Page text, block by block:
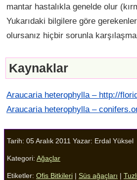
mantar hastalıkla genelde olur
Yukarıdaki bilgilere göre
olursanız hiçbir sorunla
Kaynaklar
Araucaria heterophylla – http://
Araucaria heterophylla –
Tarih: 05 Aralık 2011 Yazar: Erdal Yüksel
Kategori: Ağaçlar
Etiketler: Ofis Bitkileri Süs ağaçları